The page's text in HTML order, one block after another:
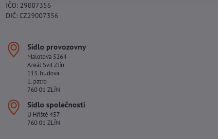
IČO: 29007356
DIČ: CZ29007356
Sídlo provozovny
Malotova 5264
Areál Svit Zlín
113. budova
1. patro
760 01 ZLÍN
Sídlo společnosti
U Hřiště 457
760 01 ZLÍN